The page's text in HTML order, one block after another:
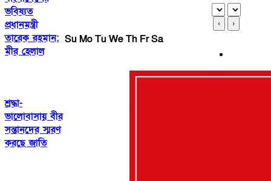
ভবিষ্যত
প্রধানমন্ত্রী
তারেক রহমান:
মীর হেলাল
শ্রদ্ধা-
ভালোবাসায় বীর
সন্তানদের স্মরণ
করছে জাতি
‹ ›
Su MoTu WeTh FrSa